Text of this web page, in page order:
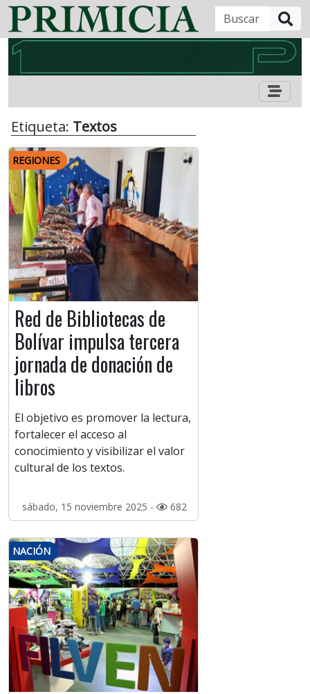
Etiqueta: Textos
REGIONES
Red de Bibliotecas de
Bolívar impulsa tercera
jornada de donación de
libros
El objetivo es promover la lectura,
fortalecer el acceso al
conocimiento y visibilizar el valor
cultural de los textos.
sábado, 15 noviembre 2025 - 682
NACIÓN